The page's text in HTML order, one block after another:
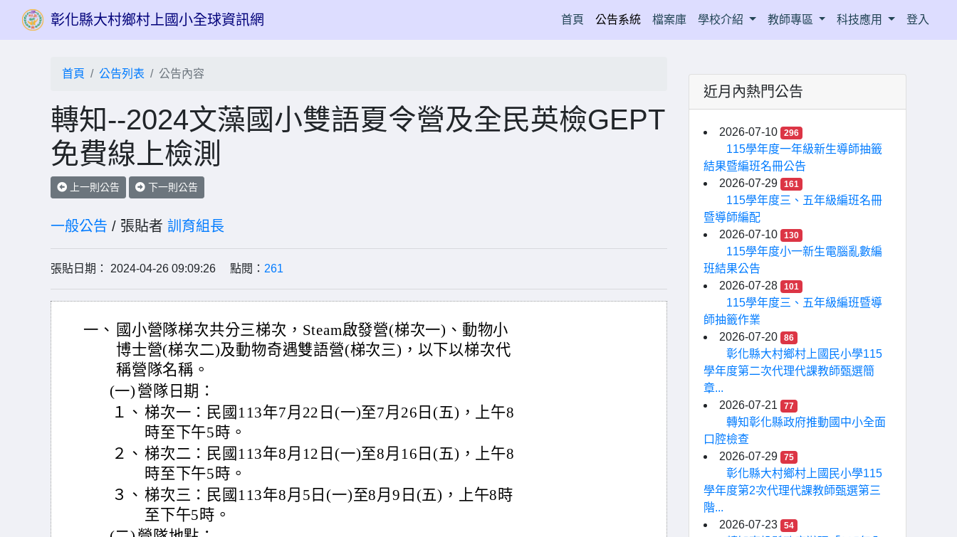
彰化縣大村鄉村上國小全球資訊網 首頁(current)
公告系統 檔案庫 學校介紹 教師專區 科技應用 登入
首頁 公告列表 公告內容
轉知--2024文藻國小雙語夏令營及全民英檢GEPT
免費線上檢測
上一則公告 下一則公告
一般公告 / 張貼者 訓育組長
張貼日期： 2024-04-26 09:09:26 點閱： 261
一、 國小營隊梯次共分三梯次，Steam啟發營(梯次一)、動物小
博士營(梯次二)及動物奇遇雙語營(梯次三)，以下以梯次代
稱營隊名稱。
(一) 營隊日期：
１、 梯次一：民國113年7月22日(一)至7月26日(五)，上午8
時至下午5時。
２、 梯次二：民國113年8月12日(一)至8月16日(五)，上午8
時至下午5時。
３、 梯次三：民國113年8月5日(一)至8月9日(五)，上午8時
至下午5時。
近月內熱門公告
2026-07-10 296
115學年度一年級新生導師抽籤
結果暨編班名冊公告
2026-07-29
161
115學年度三、五年級編班名冊
暨導師編配
2026-07-10
130
115學年度小一新生電腦亂數編
班結果公告
2026-07-28
101
115學年度三、五年級編班暨導
師抽籤作業
2026-07-20
86
彰化縣大村鄉村上國民小學115
學年度第二次代理代課教師甄選簡
章...
2026-07-21
77
轉知彰化縣政府推動國中小全面
口腔檢查
2026-07-29
75
彰化縣大村鄉村上國民小學115
學年度第2次代理代課教師甄選第三
階...
2026-07-23
54